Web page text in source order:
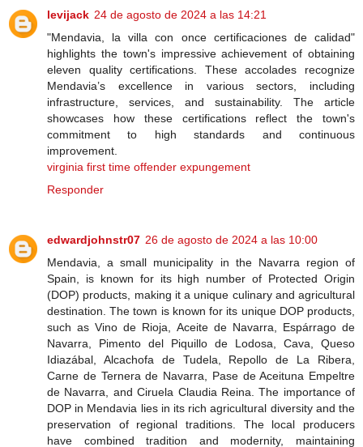
levijack 24 de agosto de 2024 a las 14:21
"Mendavia, la villa con once certificaciones de calidad"
highlights the town's impressive achievement of obtaining
eleven quality certifications. These accolades recognize
Mendavia’s excellence in various sectors, including
infrastructure, services, and sustainability. The article
showcases how these certifications reflect the town's
commitment to high standards and continuous
improvement.
virginia first time offender expungement
Responder
edwardjohnstr07 26 de agosto de 2024 a las 10:00
Mendavia, a small municipality in the Navarra region of
Spain, is known for its high number of Protected Origin
(DOP) products, making it a unique culinary and agricultural
destination. The town is known for its unique DOP products,
such as Vino de Rioja, Aceite de Navarra, Espárrago de
Navarra, Pimento del Piquillo de Lodosa, Cava, Queso
Idiazábal, Alcachofa de Tudela, Repollo de La Ribera,
Carne de Ternera de Navarra, Pase de Aceituna Empeltre
de Navarra, and Ciruela Claudia Reina. The importance of
DOP in Mendavia lies in its rich agricultural diversity and the
preservation of regional traditions. The local producers
have combined tradition and modernity, maintaining